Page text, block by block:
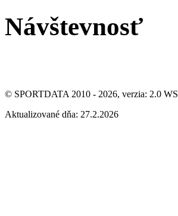
Návštevnosť
© SPORTDATA 2010 - 2026, verzia: 2.0 WS
Aktualizované dňa: 27.2.2026